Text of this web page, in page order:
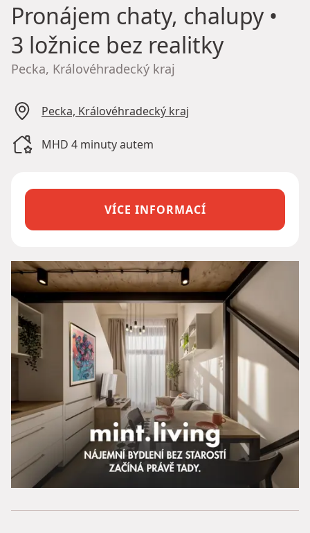
Pronájem chaty, chalupy•
3 ložnice bez realitky
Pecka, Královéhradecký kraj
Pecka, Královéhradecký kraj
MHD 4 minuty autem
VÍCE INFORMACÍ